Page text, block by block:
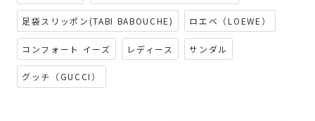
足袋スリッポン(TABI BABOUCHE) ロエベ（LOEWE）
コンフォート イーズ レディース サンダル
グッチ（GUCCI）